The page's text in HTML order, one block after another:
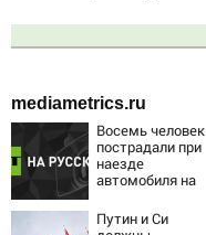
mediametrics.ru
Восемь человек
пострадали при
наезде
автомобиля на
Омске
Путин и Си